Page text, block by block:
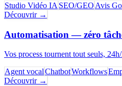
Studio Vidéo IA SEO/GEO Avis
Découvrir →
Automatisation —zéro
Vos process tournent tout seuls,
Agent vocalChatbotWorkflows
Découvrir →